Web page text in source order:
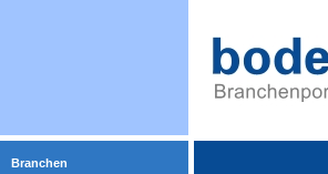
Branchen